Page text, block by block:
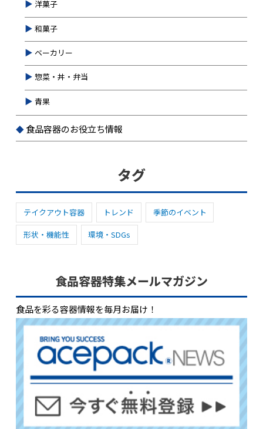
洋菓子
和菓子
ベーカリー
惣菜・丼・弁当
青果
食品容器のお役立ち情報
タグ
テイクアウト容器 トレンド
季節のイベント
形状・機能性
環境・SDGs
食品容器特集メールマガジン
食品を彩る容器情報を毎月お届け！